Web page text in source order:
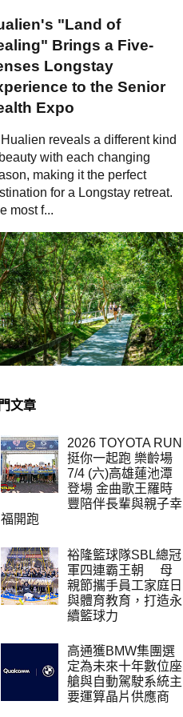
"Land of
Brings a Five-
Longstay
to the Senior
Expo
reveals a different kind
with each changing
making it the perfect
for a Longstay retreat.
most f...
文章
2026 TOYOTA RUN
挺你一起跑 樂齡場
7/4 (六)高雄蓮池潭
登場 金曲歌王羅時
豐陪伴長輩與親子幸
福開跑
裕隆籃球隊SBL總冠
軍四連霸王朝 母
親節攜手員工家庭日
與體育教育，打造永
續籃球力
高通獲BMW集團選
定為未來十年數位座
艙與自動駕駛系統主
要運算晶片供應商